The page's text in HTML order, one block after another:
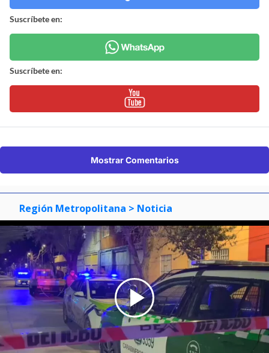
Suscríbete en:
Suscríbete en:
Mostrar Comentarios
Región Metropolitana > Noticia